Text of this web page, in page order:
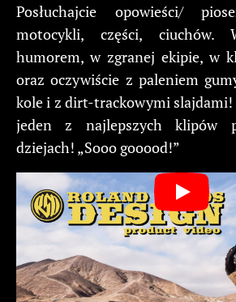
Posłuchajcie opowieści/
motocykli, części,
humorem, w zgranej ekipie, w
oraz oczywiście z paleniem
kole i z dirt-trackowymi slajdami!
jeden z najlepszych klipów
dziejach! „Sooo gooood!”